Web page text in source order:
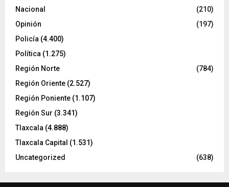
Nacional
(210)
Opinión
(197)
Policía (4.400)
Política (1.275)
Región Norte
(784)
Región Oriente (2.527)
Región Poniente (1.107)
Región Sur (3.341)
Tlaxcala (4.888)
Tlaxcala Capital (1.531)
Uncategorized
(638)